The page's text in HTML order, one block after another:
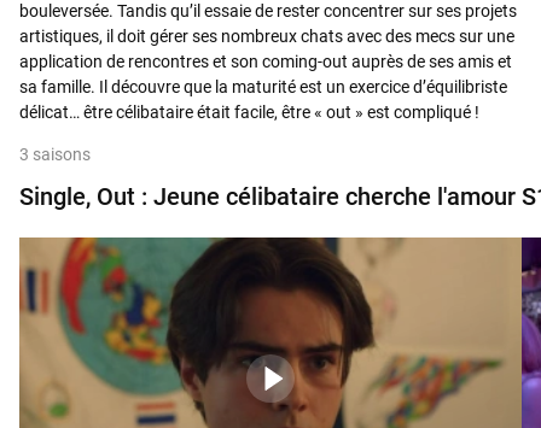
bouleversée. Tandis qu’il essaie de rester concentrer sur ses projets
artistiques, il doit gérer ses nombreux chats avec des mecs sur une
application de rencontres et son coming-out auprès de ses amis et
sa famille. Il découvre que la maturité est un exercice d’équilibriste
délicat… être célibataire était facile, être « out » est compliqué !
3 saisons
Single, Out : Jeune célibataire cherche l'amour